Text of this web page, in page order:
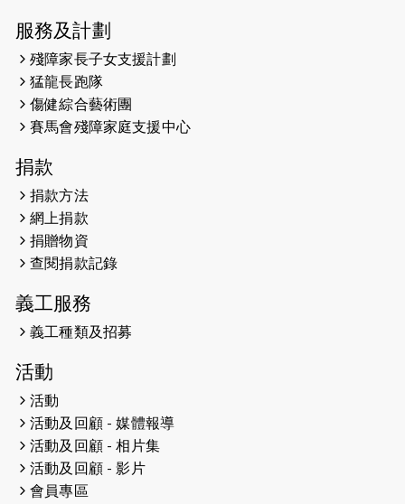
2026-05-14
（19:00開始）
2026-05-07
開始）
2026-04-30
2026-04-25
2026-04-24
2026-04-23
2026-04-19
2026-04-16
猛龍長跑隊恆常練習 - 4月16日
（19:00開始）
2026-04-12
服務及計劃
殘障家長子女支援計劃
猛龍長跑隊
傷健綜合藝術團
賽馬會殘障家庭支援中心
捐款
捐款方法
網上捐款
捐贈物資
查閱捐款記錄
義工服務
義工種類及招募
活動
活動
活動及回顧 - 媒體報導
活動及回顧 - 相片集
活動及回顧 - 影片
會員專區